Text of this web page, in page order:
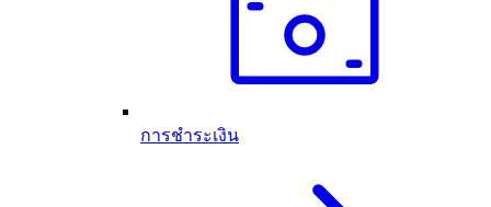
การชำระเงิน